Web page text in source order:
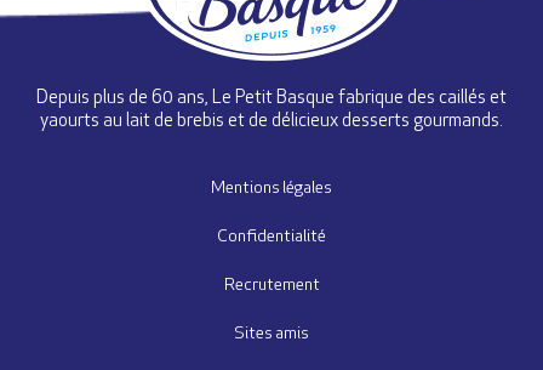
Depuis plus de 60 ans, Le Petit Basque fabrique des caillés et
yaourts au lait de brebis et de délicieux desserts gourmands.
Mentions légales
Confidentialité
Recrutement
Sites amis